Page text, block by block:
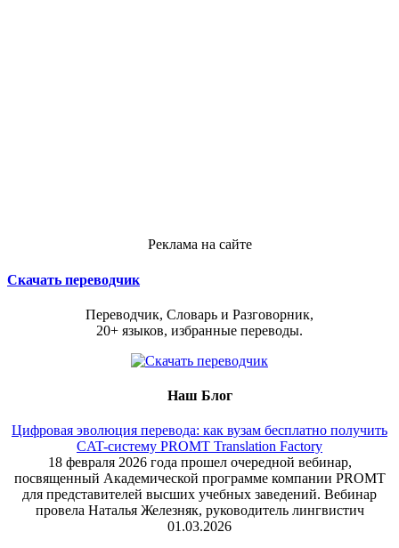
Реклама на сайте
Скачать переводчик
Переводчик, Словарь и Разговорник,
20+ языков, избранные переводы.
Наш Блог
Цифровая эволюция перевода: как вузам бесплатно получить
CAT-систему PROMT Translation Factory
18 февраля 2026 года прошел очередной вебинар,
посвященный Академической программе компании PROMT
для представителей высших учебных заведений. Вебинар
провела Наталья Железняк, руководитель лингвистич
01.03.2026